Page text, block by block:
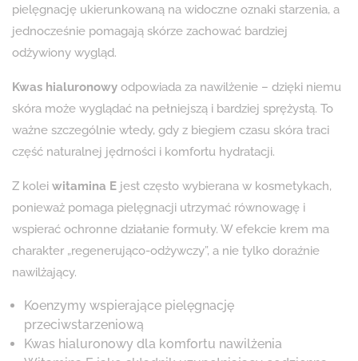
pielęgnację ukierunkowaną na widoczne oznaki starzenia, a
jednocześnie pomagają skórze zachować bardziej
odżywiony wygląd.
Kwas hialuronowy odpowiada za nawilżenie – dzięki niemu
skóra może wyglądać na pełniejszą i bardziej sprężystą. To
ważne szczególnie wtedy, gdy z biegiem czasu skóra traci
część naturalnej jędrności i komfortu hydratacji.
Z kolei witamina E jest często wybierana w kosmetykach,
ponieważ pomaga pielęgnacji utrzymać równowagę i
wspierać ochronne działanie formuły. W efekcie krem ma
charakter „regenerująco-odżywczy”, a nie tylko doraźnie
nawilżający.
Koenzymy wspierające pielęgnację
przeciwstarzeniową
Kwas hialuronowy dla komfortu nawilżenia